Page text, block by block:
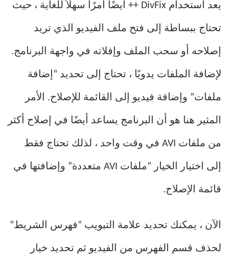
يعد استخدام DivFix ++ أيضًا أمرًا سهلاً للغاية ، حيث
تحتاج ببساطة إلى فتح ملف الفيديو الذي تريد
إصلاحه أو سحب الملف وإفلاته في واجهة البرنامج.
لإضافة الملفات يدويًا ، تحتاج إلى تحديد “إضافة
ملفات” وإضافة فيديو إلى القائمة للإصلاح. الأمر
المثير هنا هو أن البرنامج يساعد أيضًا في إصلاح أكثر
من ملفات AVI في وقت واحد ، لذلك تحتاج فقط
إلى اختيار الخيار “ملفات AVI متعددة” وإضافتها في
قائمة الإصلاح.
الآن ، يمكنك تحديد علامة التبويب “فهرس الشريط”
لحذف قسم الفهرس من الفيديو ثم تحديد خيار